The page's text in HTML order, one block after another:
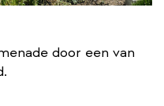
door een van